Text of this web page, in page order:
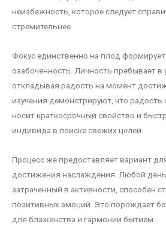
неизбежность, которое следует
стремительнее.
Фокус единственно на плод формирует
озабоченность. Личность пребывает в
откладывая радость на момент
изучения демонстрируют, что радость
носит краткосрочный свойство и
индивида в поиске свежих целей.
Процесс же предоставляет вариант
достижения наслаждения. Любой
затраченный в активности, способен
позитивных эмоций. Это порождает
для блаженства и гармонии бытием.